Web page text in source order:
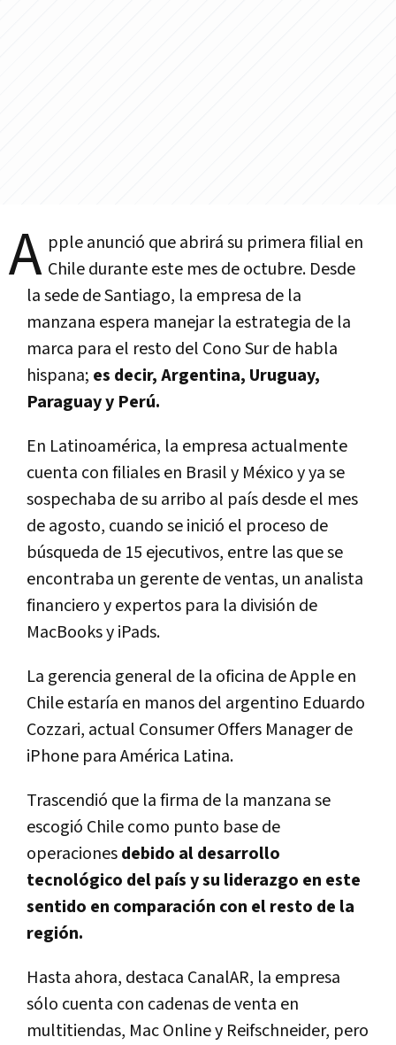
A pple anunció que abrirá su primera filial en
Chile durante este mes de octubre. Desde
la sede de Santiago, la empresa de la
manzana espera manejar la estrategia de la
marca para el resto del Cono Sur de habla
hispana; es decir, Argentina, Uruguay,
Paraguay y Perú.
En Latinoamérica, la empresa actualmente
cuenta con filiales en Brasil y México y ya se
sospechaba de su arribo al país desde el mes
de agosto, cuando se inició el proceso de
búsqueda de 15 ejecutivos, entre las que se
encontraba un gerente de ventas, un analista
financiero y expertos para la división de
MacBooks y iPads.
La gerencia general de la oficina de Apple en
Chile estaría en manos del argentino Eduardo
Cozzari, actual Consumer Offers Manager de
iPhone para América Latina.
Trascendió que la firma de la manzana se
escogió Chile como punto base de
operacionesdebido al desarrollo
tecnológico del país y su liderazgo en este
sentido en comparación con el resto de la
región.
Hasta ahora, destaca CanalAR, la empresa
sólo cuenta con cadenas de venta en
multitiendas, Mac Online y Reifschneider, pero